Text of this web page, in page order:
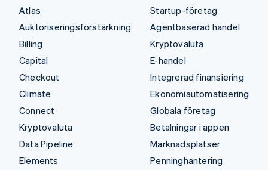
Atlas
Auktoriseringsförstärkning
Billing
Capital
Checkout
Climate
Connect
Kryptovaluta
Data Pipeline
Elements
Startup-företag
Agentbaserad handel
Kryptovaluta
E-handel
Integrerad finansiering
Ekonomiautomatisering
Globala företag
Betalningar i appen
Marknadsplatser
Penninghantering